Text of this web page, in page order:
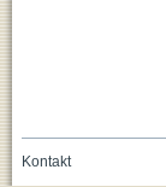
Kontakt